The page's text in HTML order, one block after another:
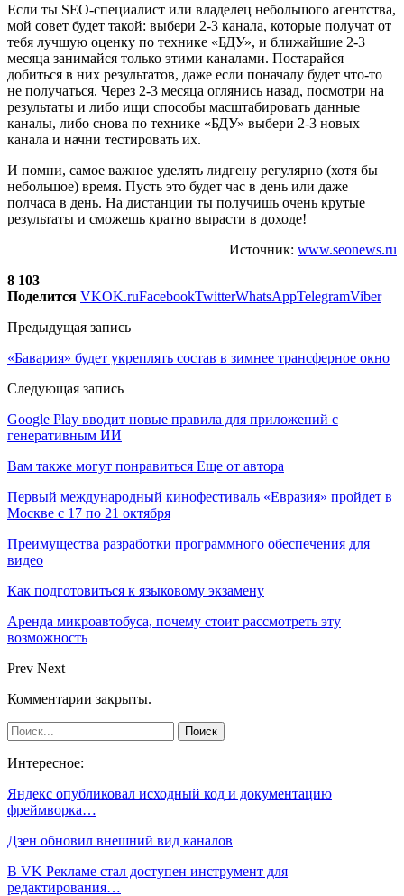
Если ты SEO-специалист или владелец небольшого агентства,
мой совет будет такой: выбери 2-3 канала, которые получат от
тебя лучшую оценку по технике «БДУ», и ближайшие 2-3
месяца занимайся только этими каналами. Постарайся
добиться в них результатов, даже если поначалу будет что-то
не получаться. Через 2-3 месяца оглянись назад, посмотри на
результаты и либо ищи способы масштабировать данные
каналы, либо снова по технике «БДУ» выбери 2-3 новых
канала и начни тестировать их.
И помни, самое важное уделять лидгену регулярно (хотя бы
небольшое) время. Пусть это будет час в день или даже
полчаса в день. На дистанции ты получишь очень крутые
результаты и сможешь кратно вырасти в доходе!
Источник: www.seonews.ru
8 103
Поделится VKOK.ruFacebookTwitterWhatsAppTelegramViber
Предыдущая запись
«Бавария» будет укреплять состав в зимнее трансферное окно
Следующая запись
Google Play вводит новые правила для приложений с
генеративным ИИ
Вам также могут понравиться Еще от автора
Первый международный кинофестиваль «Евразия» пройдет в
Москве с 17 по 21 октября
Преимущества разработки программного обеспечения для
видео
Как подготовиться к языковому экзамену
Аренда микроавтобуса, почему стоит рассмотреть эту
возможность
Prev Next
Комментарии закрыты.
Интересное:
Яндекс опубликовал исходный код и документацию
фреймворка…
Дзен обновил внешний вид каналов
В VK Рекламе стал доступен инструмент для
редактирования…